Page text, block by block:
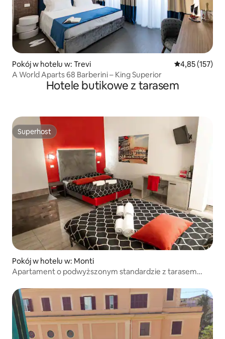
Pokój w hotelu w: Trevi Średnia
4,85 (157)
A World Aparts 68 Barberini – King Superior
Hotele butikowe z tarasem
Superhost
Superhost
Pokój w hotelu w: Monti
Apartament o podwyższonym standardzie z tarasem